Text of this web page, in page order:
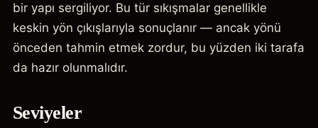
bir yapı sergiliyor. Bu tür sıkışmalar genellikle
keskin yön çıkışlarıyla sonuçlanır — ancak yönü
önceden tahmin etmek zordur, bu yüzden iki tarafa
da hazır olunmalıdır.
Seviyeler